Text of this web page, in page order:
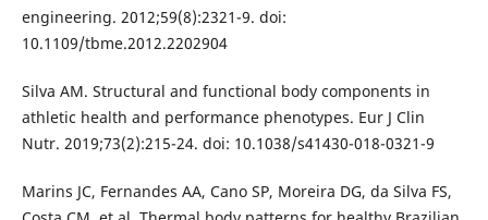
engineering. 2012;59(8):2321-9. doi:
10.1109/tbme.2012.2202904
Silva AM. Structural and functional body components in
athletic health and performance phenotypes. Eur J Clin
Nutr. 2019;73(2):215-24. doi: 10.1038/s41430-018-0321-9
Marins JC, Fernandes AA, Cano SP, Moreira DG, da Silva FS,